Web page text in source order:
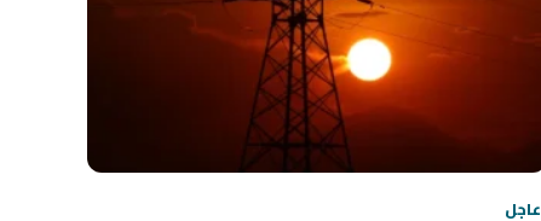
عاجل